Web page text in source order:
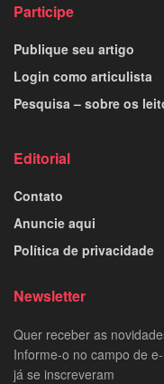
Participe
Publique seu artigo
Login como articulista
Pesquisa – sobre os
Editorial
Contato
Anuncie aqui
Política de privacidade
Newsletter
Quer receber as
Informe-o no campo de
já se inscreveram